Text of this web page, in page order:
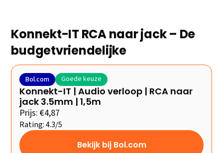
Konnekt-IT RCA naar jack – De
budgetvriendelijke
Bol.com Goede keuze
Konnekt-IT | Audio verloop | RCA naar
jack 3.5mm | 1,5m
Prijs: €4,87
Rating: 4.3/5
Bekijk bij Bol.com